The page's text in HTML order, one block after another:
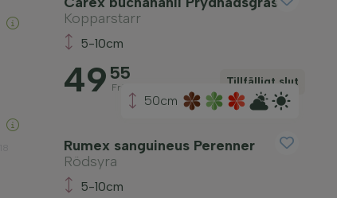
Kopparstarr
5-10cm
49 55
Från Tillfälligt slut
50cm
Rumex sanguineus Perenner
Rödsyra
5-10cm